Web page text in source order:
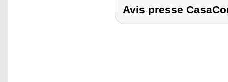
Avis presse